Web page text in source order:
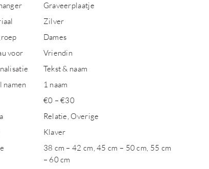
Graveerplaatje
Zilver
Dames
voor
Vriendin
Tekst & naam
namen
1 naam
€0 – €30
Relatie, Overige
Klaver
38 cm – 42 cm, 45 cm – 50 cm, 55 cm
– 60 cm